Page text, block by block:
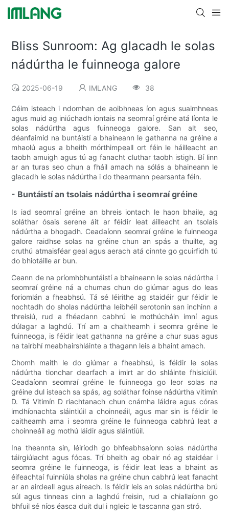
Bliss Sunroom: Ag glacadh le solas
nádúrtha le fuinneoga galore
2025-06-19 IMLANG 38
Céim isteach i ndomhan de aoibhneas íon agus suaimhneas
agus muid ag iniúchadh iontais na seomraí gréine atá líonta le
solas nádúrtha agus fuinneoga galore. San alt seo,
déanfaimid na buntáistí a bhaineann le gathanna na gréine a
mhaolú agus a bheith mórthimpeall ort féin le háilleacht an
taobh amuigh agus tú ag fanacht cluthar taobh istigh. Bí linn
ar an turas seo chun a fháil amach na sólás a bhaineann le
glacadh le solas nádúrtha i do thearmann pearsanta féin.
- Buntáistí an tsolais nádúrtha i seomraí gréine
Is iad seomraí gréine an bhreis iontach le haon bhaile, ag
soláthar ósais serene áit ar féidir leat áilleacht an tsolais
nádúrtha a bhogadh. Ceadaíonn seomraí gréine le fuinneoga
galore raidhse solas na gréine chun an spás a thuilte, ag
cruthú atmaisféar geal agus aerach atá cinnte go gcuirfidh tú
do bhiotáille ar bun.
Ceann de na príomhbhuntáistí a bhaineann le solas nádúrtha i
seomraí gréine ná a chumas chun do giúmar agus do leas
foriomlán a fheabhsú. Tá sé léirithe ag staidéir gur féidir le
nochtadh do sholas nádúrtha leibhéil serotonin san inchinn a
threisiú, rud a fhéadann cabhrú le mothúcháin imní agus
dúlagar a laghdú. Trí am a chaitheamh i seomra gréine le
fuinneoga, is féidir leat gathanna na gréine a chur suas agus
na tairbhí meabhairshláinte a thagann leis a bhaint amach.
Chomh maith le do giúmar a fheabhsú, is féidir le solas
nádúrtha tionchar dearfach a imirt ar do shláinte fhisiciúil.
Ceadaíonn seomraí gréine le fuinneoga go leor solas na
gréine dul isteach sa spás, ag soláthar foinse nádúrtha vitimín
D. Tá Vitimín D riachtanach chun cnámha láidre agus córas
imdhíonachta sláintiúil a choinneáil, agus mar sin is féidir le
caitheamh ama i seomra gréine le fuinneoga cabhrú leat a
choinneáil ag mothú láidir agus sláintiúil.
Ina theannta sin, léiríodh go bhfeabhsaíonn solas nádúrtha
táirgiúlacht agus fócas. Trí bheith ag obair nó ag staidéar i
seomra gréine le fuinneoga, is féidir leat leas a bhaint as
éifeachtaí fuinniúla sholas na gréine chun cabhrú leat fanacht
ar an airdeall agus aireach. Is féidir leis an solas nádúrtha brú
súl agus tinneas cinn a laghdú freisin, rud a chiallaíonn go
bhfuil sé níos éasca duit dul i ngleic le tascanna gan stró.